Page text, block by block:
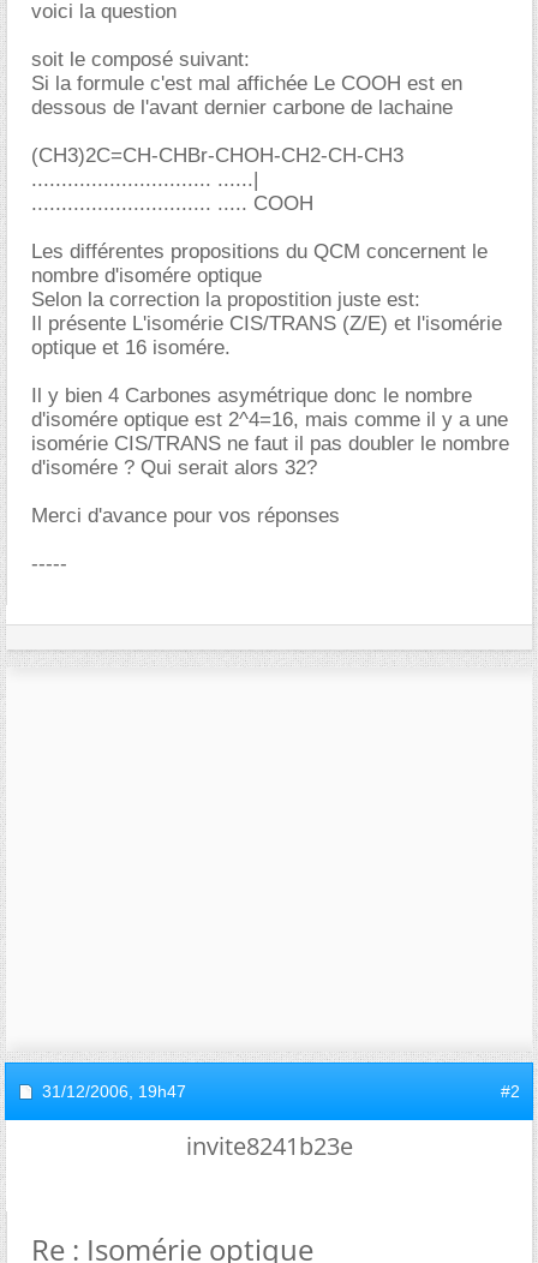
voici la question
soit le composé suivant:
Si la formule c'est mal affichée Le COOH est en
dessous de l'avant dernier carbone de lachaine
(CH3)2C=CH-CHBr-CHOH-CH2-CH-CH3
.............................. ......|
.............................. ..... COOH
Les différentes propositions du QCM concernent le
nombre d'isomére optique
Selon la correction la propostition juste est:
Il présente L'isomérie CIS/TRANS (Z/E) et l'isomérie
optique et 16 isomére.
Il y bien 4 Carbones asymétrique donc le nombre
d'isomére optique est 2^4=16, mais comme il y a une
isomérie CIS/TRANS ne faut il pas doubler le nombre
d'isomére ? Qui serait alors 32?
Merci d'avance pour vos réponses
-----
31/12/2006, 19h47 #2
invite8241b23e
Re : Isomérie optique